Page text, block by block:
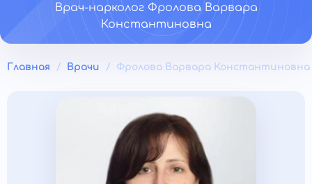
Врач-нарколог Фролова Варвара
Константиновна
Главная Врачи Фролова Варвара Константиновна